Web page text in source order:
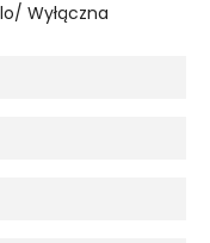
Wyłączna